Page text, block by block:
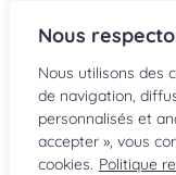
Nous
Nous utilisons des
de navigation,
personnalisés et
accepter », vous
cookies. Politique